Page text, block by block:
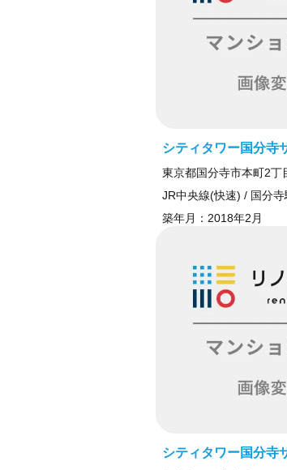
シティタワー国分寺
東京都国分寺市本町2丁
JR中央線(快速) / 国分
築年月： 2018年2月
シティタワー国分寺